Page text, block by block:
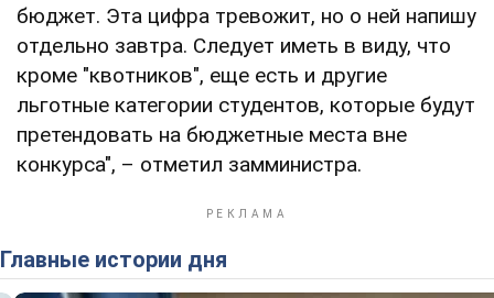
бюджет. Эта цифра тревожит, но о ней напишу
отдельно завтра. Следует иметь в виду, что
кроме "квотников", еще есть и другие
льготные категории студентов, которые будут
претендовать на бюджетные места вне
конкурса", – отметил замминистра.
Главные истории дня